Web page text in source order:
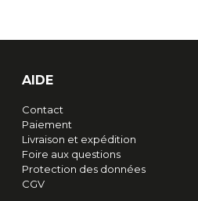
AIDE
Contact
Paiement
Livraison et expédition
Foire aux questions
Protection des données
CGV